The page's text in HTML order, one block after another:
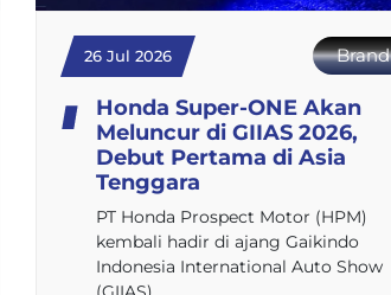
26 Jul 2026 Brand
Honda Super-ONE Akan
Meluncur di GIIAS 2026,
Debut Pertama di Asia
Tenggara
PT Honda Prospect Motor (HPM)
kembali hadir di ajang Gaikindo
Indonesia International Auto Show